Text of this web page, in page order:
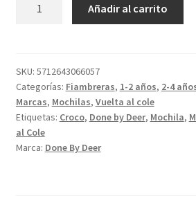
Sand
cantidad
Añadir al carrito
SKU: 5712643066057
Categorías: Fiambreras, 1-2 años, 2-4
Marcas, Mochilas, Vuelta al cole
Etiquetas: Croco, Done by Deer, Mochila,
al Cole
Marca: Done By Deer